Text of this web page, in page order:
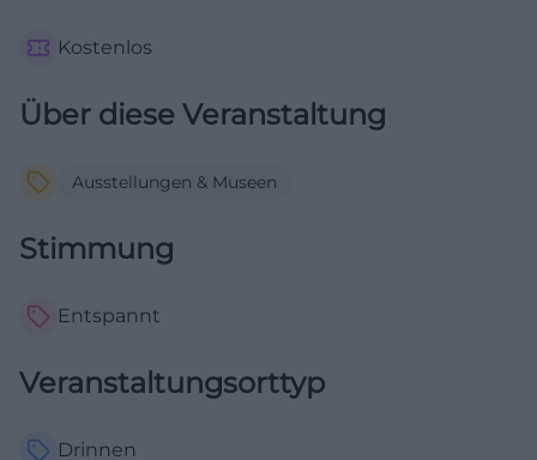
Kostenlos
Über diese Veranstaltung
Ausstellungen & Museen
Stimmung
Entspannt
Veranstaltungsorttyp
Drinnen